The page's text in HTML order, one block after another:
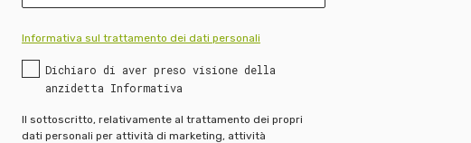
Informativa sul trattamento dei dati personali
Dichiaro di aver preso visione della
anzidetta Informativa
Il sottoscritto, relativamente al trattamento dei propri
dati personali per attività di marketing, attività